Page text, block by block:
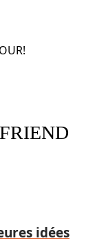
idées